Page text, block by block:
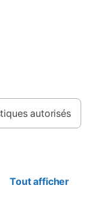
autorisés
Tout afficher